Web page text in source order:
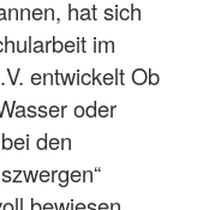
hat sich
im
entwickelt Ob
oder
den